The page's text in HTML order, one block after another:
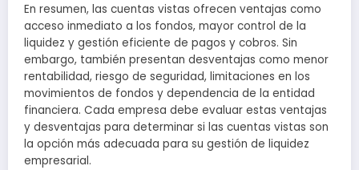
En resumen, las cuentas vistas ofrecen ventajas como
acceso inmediato a los fondos, mayor control de la
liquidez y gestión eficiente de pagos y cobros. Sin
embargo, también presentan desventajas como menor
rentabilidad, riesgo de seguridad, limitaciones en los
movimientos de fondos y dependencia de la entidad
financiera. Cada empresa debe evaluar estas ventajas
y desventajas para determinar si las cuentas vistas son
la opción más adecuada para su gestión de liquidez
empresarial.